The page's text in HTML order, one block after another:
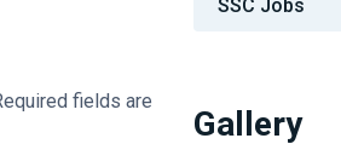
fields are
SSC Jobs
Gallery